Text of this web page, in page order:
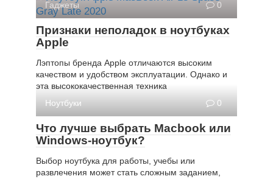
Гаджеты 0
Признаки неполадок в ноутбуках
Apple
Лэптопы бренда Apple отличаются высоким
качеством и удобством эксплуатации. Однако и
эта высококачественная техника
Ноутбуки
0
Что лучше выбрать Macbook или
Windows-ноутбук?
Выбор ноутбука для работы, учебы или
развлечения может стать сложным заданием,